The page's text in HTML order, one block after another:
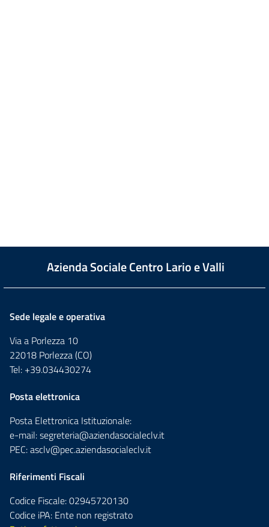
Azienda Sociale Centro Lario e Valli
Sede legale e operativa
Via a Porlezza 10
22018 Porlezza (CO)
Tel: +39.034430274
Posta elettronica
Posta Elettronica Istituzionale:
e-mail:segreteria@aziendasocialeclv.it
PEC:asclv@pec.aziendasocialeclv.it
Riferimenti Fiscali
Codice Fiscale: 02945720130
Codice iPA: Ente non registrato